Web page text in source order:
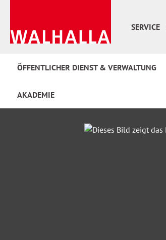
SERVICE
ÖFFENTLICHER DIENST & VERWALTUNG
AKADEMIE
Bildergalerie überspringen